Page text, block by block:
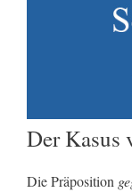
Der Kasus
Die Präposition